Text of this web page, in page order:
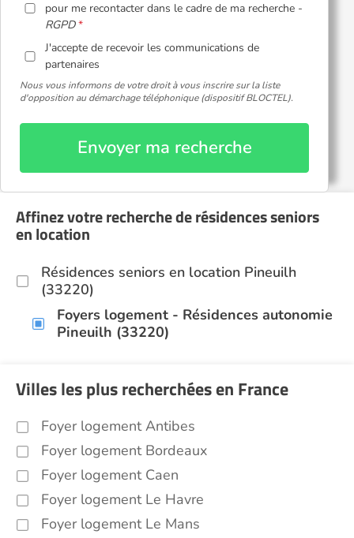
pour me recontacter dans le cadre de ma recherche -
RGPD
J'accepte de recevoir les communications de
partenaires
Nous vous informons de votre droit à vous inscrire sur la liste
d'opposition au démarchage téléphonique (dispositif BLOCTEL).
Envoyer ma recherche
Affinez votre recherche de résidences seniors
en location
Résidences seniors en location Pineuilh
(33220)
Foyers logement - Résidences autonomie
Pineuilh (33220)
Villes les plus recherchées en France
Foyer logement Antibes
Foyer logement Bordeaux
Foyer logement Caen
Foyer logement Le Havre
Foyer logement Le Mans